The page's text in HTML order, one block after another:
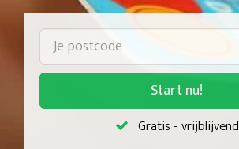
Start nu!
Gratis - vrijblijvend